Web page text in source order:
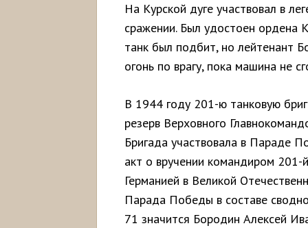
На Курской дуге участвовал в
сражении. Был удостоен ордена
танк был подбит, но лейтенант
огонь по врагу, пока машина не
В 1944 году 201-ю танковую
резерв Верховного
Бригада участвовала в Параде
акт о вручении командиром
Германией в Великой
Парада Победы в составе
71 значится Бородин Алексей